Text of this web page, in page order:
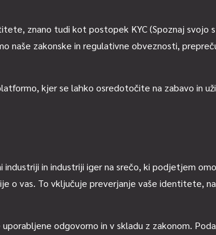
znano tudi kot postopek KYC (Spoznaj svojo
naše zakonske in regulativne obveznosti,
kjer se lahko osredotočite na zabavo in
industriji in industriji iger na srečo, ki podjetjem
o vas. To vključuje preverjanje vaše identitete,
odgovorno in v skladu z zakonom.